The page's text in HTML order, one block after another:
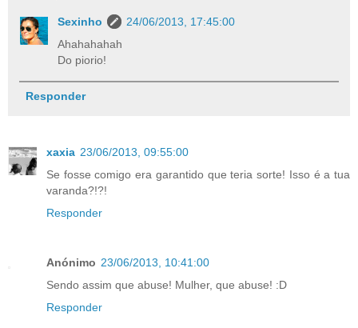
Sexinho
24/06/2013, 17:45:00
Ahahahahah
Do piorio!
Responder
xaxia 23/06/2013, 09:55:00
Se fosse comigo era garantido que teria sorte! Isso é a tua
varanda?!?!
Responder
Anónimo 23/06/2013, 10:41:00
Sendo assim que abuse! Mulher, que abuse! :D
Responder